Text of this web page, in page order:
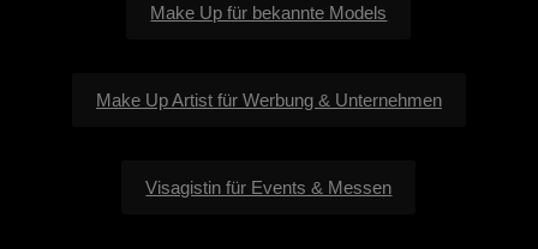
Make Up für bekannte Models
Make Up Artist für Werbung & Unternehmen
Visagistin für Events & Messen